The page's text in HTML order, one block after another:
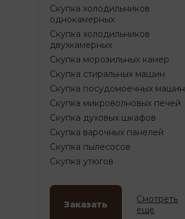
Скупка холодильников
однокамерных
Скупка холодильников
двухкамерных
Скупка морозильных камер
Скупка стиральных машин
Скупка посудомоечных машин
Скупка микроволновых печей
Скупка духовых шкафов
Скупка варочных панелей
Скупка пылесосов
Скупка утюгов
Заказать
Смотреть
еще